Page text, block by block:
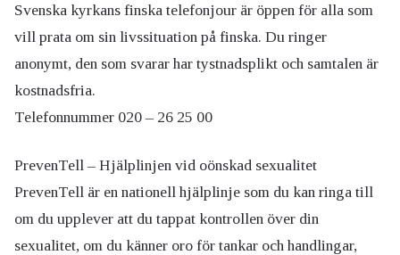
Svenska kyrkans finska telefonjour är öppen för alla som
vill prata om sin livssituation på finska. Du ringer
anonymt, den som svarar har tystnadsplikt och samtalen är
kostnadsfria.
Telefonnummer 020 – 26 25 00
PrevenTell – Hjälplinjen vid oönskad sexualitet
PrevenTell är en nationell hjälplinje som du kan ringa till
om du upplever att du tappat kontrollen över din
sexualitet, om du känner oro för tankar och handlingar,